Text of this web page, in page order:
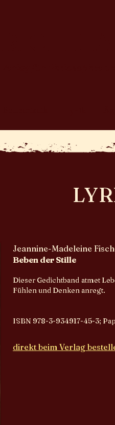
Jeannine-Madeleine
Beben der Stille
Dieser Gedichtband atmet
Fühlen und Denken anregt.
ISBN 978-3-934917-45-3;
direkt beim Verlag